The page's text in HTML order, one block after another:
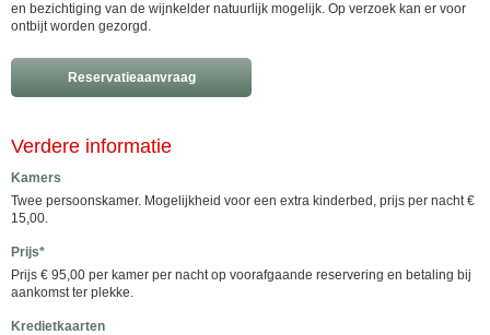
en bezichtiging van de wijnkelder natuurlijk mogelijk. Op verzoek kan er voor
ontbijt worden gezorgd.
Reservatieaanvraag
Verdere informatie
Kamers
Twee persoonskamer. Mogelijkheid voor een extra kinderbed, prijs per nacht €
15,00.
Prijs*
Prijs € 95,00 per kamer per nacht op voorafgaande reservering en betaling bij
aankomst ter plekke.
Kredietkaarten